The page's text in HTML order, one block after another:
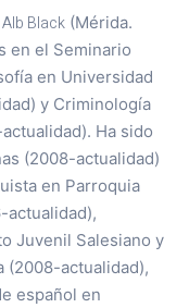
Black (Mérida.
en el Seminario
en Universidad
y Criminología
Ha sido
(2008-actualidad)
en Parroquia
actualidad),
Juvenil Salesiano y
(2008-actualidad),
español en